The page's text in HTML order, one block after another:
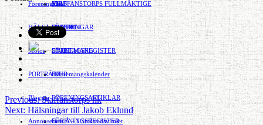
STAFFANSTORPS FULLMÄKTIGE
VAL 2014
Mat
RESOR
EVENEMANG
Evenemangskalender
JOBB
HANDEL
FÖRETAGSREGISTER
Föreningsliv
FÖRENINGAR
SPORT
DJUR
FÖRENINGSARTIKLAR
FÖRENINGSREGISTER
HÄLSA
Motor
PORTRÄTT
Bloggar
Gert Å – I Småstadsvimlet
Annonsera
Previous:Staffanstorps hk
Next:Hälsningar till Jakob Eklund